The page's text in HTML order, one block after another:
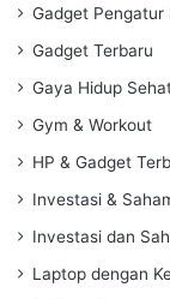
Gadget Pengatur
Gadget Terbaru
Gaya Hidup
Gym & Workout
HP & Gadget
Investasi &
Investasi dan
Laptop dengan